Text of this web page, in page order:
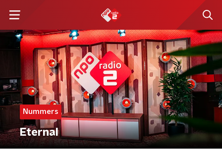
Nummers
Eternal